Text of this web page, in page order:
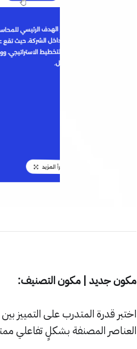
مكون جديد | مكون التصنيف:
اختبر قدرة المتدرب على
العناصر المصنفة بشكلٍ تفاعلي